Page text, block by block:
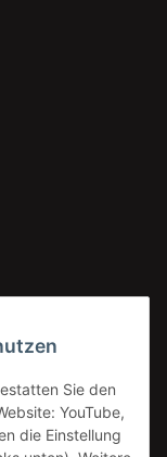
Sie den
YouTube,
die Einstellung